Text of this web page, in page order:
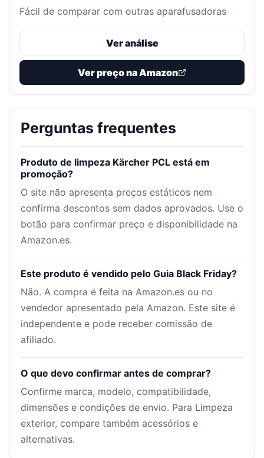
Fácil de comparar com outras aparafusadoras
Ver análise
Ver preço na Amazon
Perguntas frequentes
Produto de limpeza Kärcher PCL está em
promoção?
O site não apresenta preços estáticos nem
confirma descontos sem dados aprovados. Use o
botão para confirmar preço e disponibilidade na
Amazon.es.
Este produto é vendido pelo Guia Black Friday?
Não. A compra é feita na Amazon.es ou no
vendedor apresentado pela Amazon. Este site é
independente e pode receber comissão de
afiliado.
O que devo confirmar antes de comprar?
Confirme marca, modelo, compatibilidade,
dimensões e condições de envio. Para Limpeza
exterior, compare também acessórios e
alternativas.